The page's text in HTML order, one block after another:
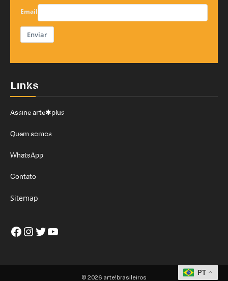
Email
Enviar
Links
Assine arte✱plus
Quem somos
WhatsApp
Contato
Sitemap
Facebook
Instagram
Twitter
Youtube
© 2026 arte!brasileiros
PT